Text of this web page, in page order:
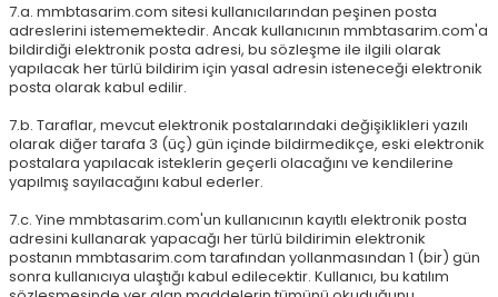
7.a. mmbtasarim.com sitesi kullanıcılarından peşinen posta
adreslerini istememektedir. Ancak kullanıcının mmbtasarim.com'a
bildirdiği elektronik posta adresi, bu sözleşme ile ilgili olarak
yapılacak her türlü bildirim için yasal adresin isteneceği elektronik
posta olarak kabul edilir.
7.b. Taraflar, mevcut elektronik postalarındaki değişiklikleri yazılı
olarak diğer tarafa 3 (üç) gün içinde bildirmedikçe, eski elektronik
postalara yapılacak isteklerin geçerli olacağını ve kendilerine
yapılmış sayılacağını kabul ederler.
7.c. Yine mmbtasarim.com'un kullanıcının kayıtlı elektronik posta
adresini kullanarak yapacağı her türlü bildirimin elektronik
postanın mmbtasarim.com tarafından yollanmasından 1 (bir) gün
sonra kullanıcıya ulaştığı kabul edilecektir. Kullanıcı, bu katılım